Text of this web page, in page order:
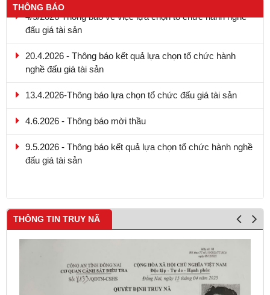
THÔNG BÁO
4/5/2026 Thông báo về việc lựa chọn tổ chức hành nghề
đấu giá tài sản
nghề đấu giá tài sản
đấu giá tài sản
THÔNG TIN TRUY NÃ